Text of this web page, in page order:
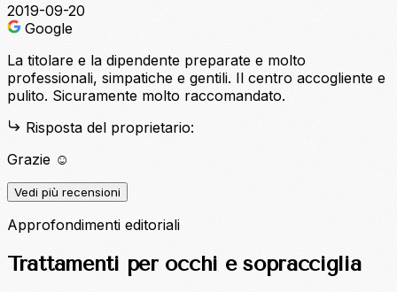
2019-09-20
Google
La titolare e la dipendente preparate e molto
professionali, simpatiche e gentili. Il centro accogliente e
pulito. Sicuramente molto raccomandato.
Risposta del proprietario:
Grazie ☺️
Vedi più recensioni
Approfondimenti editoriali
Trattamenti per occhi e sopracciglia